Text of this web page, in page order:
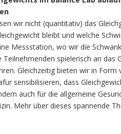
wir nicht (quantitativ) das
bleibt und welche
Messstation, wo wir die
spielerisch an das
Gleichzeitig bieten wir in
sensibilisieren, dass
auch für die allgemeine
Mehr über dieses spannende